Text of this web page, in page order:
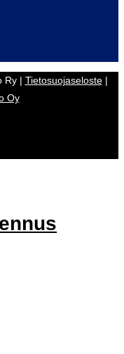
Ry | Tietosuojaseloste|
Oy